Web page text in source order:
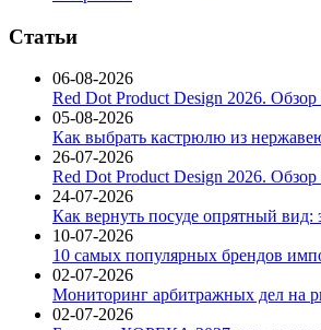
Статьи
06-08-2026
Red Dot Product Design 2026.
05-08-2026
Как выбрать кастрюлю из
26-07-2026
Red Dot Product Design 2026.
24-07-2026
Как вернуть посуде опрятный
10-07-2026
10 самых популярных брендов
02-07-2026
Мониторинг арбитражных дел на
02-07-2026